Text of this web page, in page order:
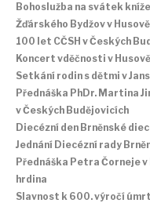
Bohoslužba na svátek
Žďárského Bydžov v
100 let CČSH v Českých
Koncert vděčnosti v
Setkání rodin s dětmi v
Přednáška PhDr. Martina
v Českých Budějovicích
Diecézní den Brněnské
Jednání Diecézní rady
Přednáška Petra Čorneje
hrdina
Slavnost k 600. výročí